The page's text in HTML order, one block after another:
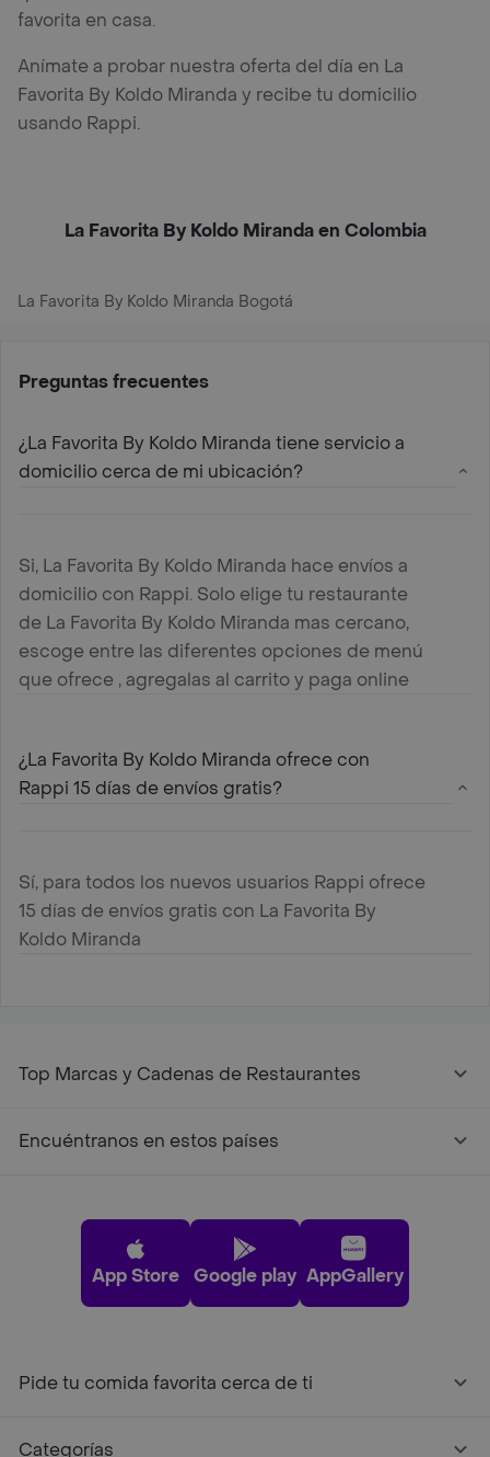
favorita en casa.
Anímate a probar nuestra oferta del día en La
Favorita By Koldo Miranda y recibe tu domicilio
usando Rappi.
La Favorita By Koldo Miranda en Colombia
La Favorita By Koldo Miranda Bogotá
Preguntas frecuentes
¿La Favorita By Koldo Miranda tiene servicio a
domicilio cerca de mi ubicación?
Si, La Favorita By Koldo Miranda hace envíos a
domicilio con Rappi. Solo elige tu restaurante
de La Favorita By Koldo Miranda mas cercano,
escoge entre las diferentes opciones de menú
que ofrece , agregalas al carrito y paga online
¿La Favorita By Koldo Miranda ofrece con
Rappi 15 días de envíos gratis?
Sí, para todos los nuevos usuarios Rappi ofrece
15 días de envíos gratis con La Favorita By
Koldo Miranda
Top Marcas y Cadenas de Restaurantes
Encuéntranos en estos países
App Store Google play AppGallery
Pide tu comida favorita cerca de ti
Categorías